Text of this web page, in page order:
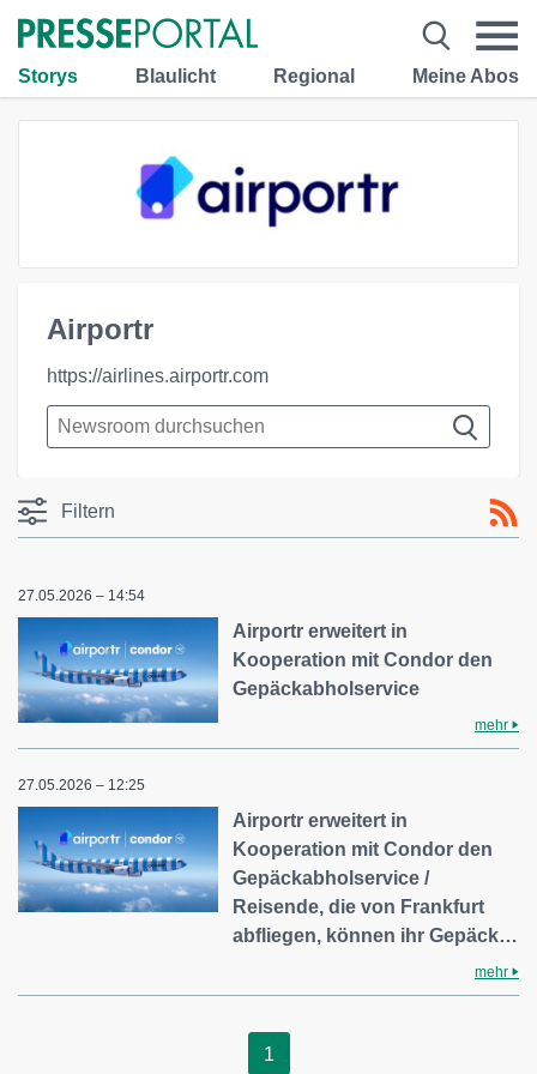
Storys Blaulicht Regional Meine Abos
Airportr
https://airlines.airportr.com
Filtern
27.05.2026 – 14:54
Airportr erweitert in
Kooperation mit Condor den
Gepäckabholservice
mehr
27.05.2026 – 12:25
Airportr erweitert in
Kooperation mit Condor den
Gepäckabholservice /
Reisende, die von Frankfurt
abfliegen, können ihr Gepäck…
mehr
1